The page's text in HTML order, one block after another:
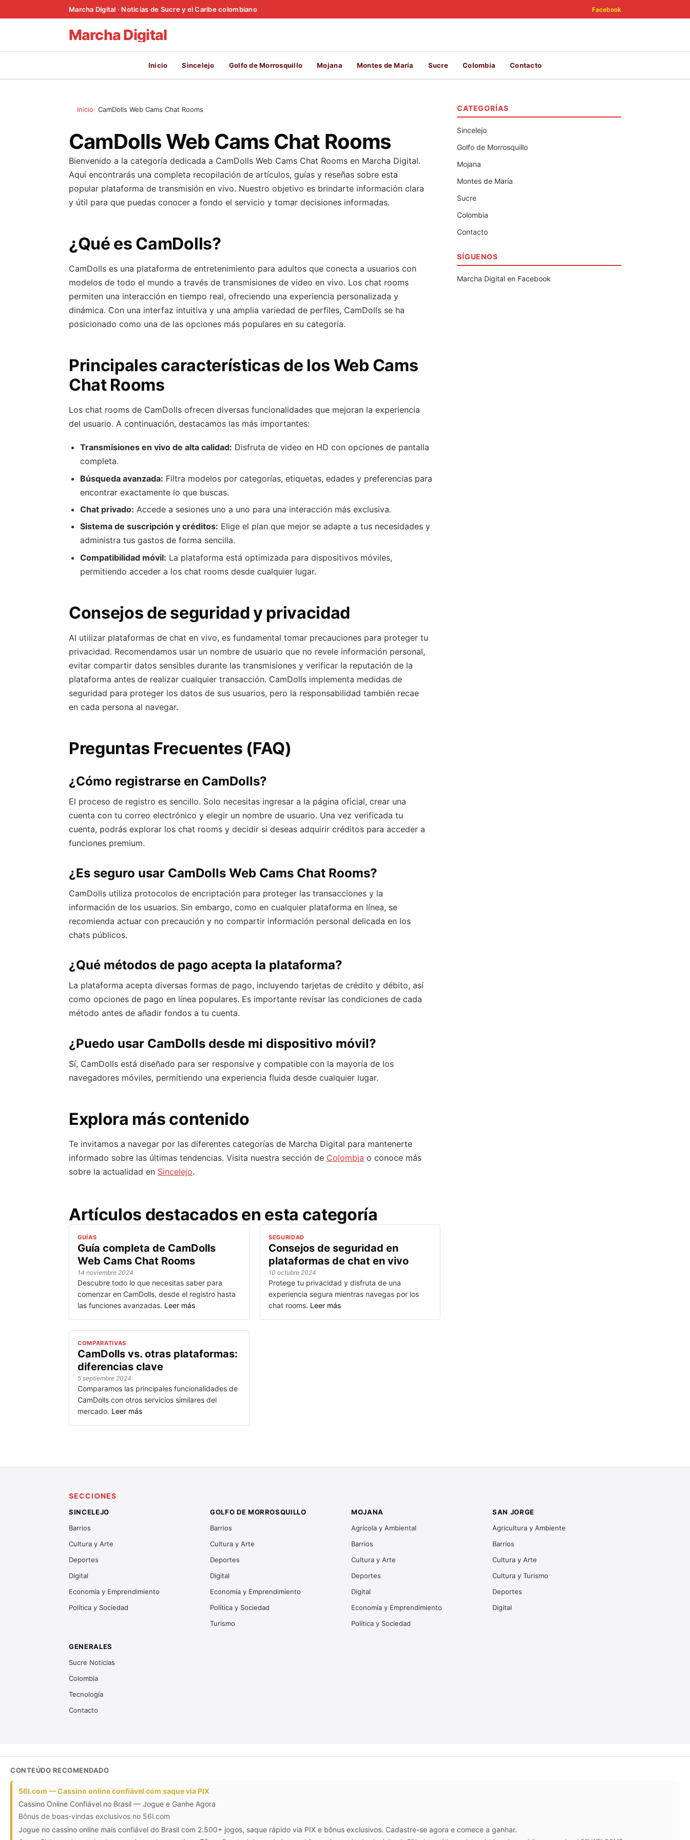
Marcha Digital · Noticias de Sucre y el Caribe colombiano Facebook
Marcha Digital
Inicio Sincelejo Golfo de Morrosquillo Mojana Montes de María Sucre Colombia Contacto
Inicio CamDolls Web Cams Chat Rooms
CamDolls Web Cams Chat Rooms
Bienvenido a la categoría dedicada a CamDolls Web Cams Chat Rooms en Marcha Digital.
Aquí encontrarás una completa recopilación de artículos, guías y reseñas sobre esta
popular plataforma de transmisión en vivo. Nuestro objetivo es brindarte información clara
y útil para que puedas conocer a fondo el servicio y tomar decisiones informadas.
¿Qué es CamDolls?
CamDolls es una plataforma de entretenimiento para adultos que conecta a usuarios con
modelos de todo el mundo a través de transmisiones de video en vivo. Los chat rooms
permiten una interacción en tiempo real, ofreciendo una experiencia personalizada y
dinámica. Con una interfaz intuitiva y una amplia variedad de perfiles, CamDolls se ha
posicionado como una de las opciones más populares en su categoría.
Principales características de los Web Cams
Chat Rooms
Los chat rooms de CamDolls ofrecen diversas funcionalidades que mejoran la experiencia
del usuario. A continuación, destacamos las más importantes:
Transmisiones en vivo de alta calidad: Disfruta de video en HD con opciones de pantalla
completa.
Búsqueda avanzada: Filtra modelos por categorías, etiquetas, edades y preferencias para
encontrar exactamente lo que buscas.
Chat privado: Accede a sesiones uno a uno para una interacción más exclusiva.
Sistema de suscripción y créditos: Elige el plan que mejor se adapte a tus necesidades y
administra tus gastos de forma sencilla.
Compatibilidad móvil: La plataforma está optimizada para dispositivos móviles,
permitiendo acceder a los chat rooms desde cualquier lugar.
Consejos de seguridad y privacidad
Al utilizar plataformas de chat en vivo, es fundamental tomar precauciones para proteger tu
privacidad. Recomendamos usar un nombre de usuario que no revele información personal,
evitar compartir datos sensibles durante las transmisiones y verificar la reputación de la
plataforma antes de realizar cualquier transacción. CamDolls implementa medidas de
seguridad para proteger los datos de sus usuarios, pero la responsabilidad también recae
en cada persona al navegar.
Preguntas Frecuentes (FAQ)
¿Cómo registrarse en CamDolls?
El proceso de registro es sencillo. Solo necesitas ingresar a la página oficial, crear una
cuenta con tu correo electrónico y elegir un nombre de usuario. Una vez verificada tu
cuenta, podrás explorar los chat rooms y decidir si deseas adquirir créditos para acceder a
funciones premium.
¿Es seguro usar CamDolls Web Cams Chat Rooms?
CamDolls utiliza protocolos de encriptación para proteger las transacciones y la
información de los usuarios. Sin embargo, como en cualquier plataforma en línea, se
recomienda actuar con precaución y no compartir información personal delicada en los
chats públicos.
¿Qué métodos de pago acepta la plataforma?
La plataforma acepta diversas formas de pago, incluyendo tarjetas de crédito y débito, así
como opciones de pago en línea populares. Es importante revisar las condiciones de cada
método antes de añadir fondos a tu cuenta.
¿Puedo usar CamDolls desde mi dispositivo móvil?
Sí, CamDolls está diseñado para ser responsive y compatible con la mayoría de los
navegadores móviles, permitiendo una experiencia fluida desde cualquier lugar.
Explora más contenido
Te invitamos a navegar por las diferentes categorías de Marcha Digital para mantenerte
informado sobre las últimas tendencias. Visita nuestra sección de Colombia o conoce más
sobre la actualidad en Sincelejo.
Artículos destacados en esta categoría
GUÍAS
Guía completa de CamDolls
Web Cams Chat Rooms
14 noviembre 2024
Descubre todo lo que necesitas saber para
comenzar en CamDolls, desde el registro hasta
las funciones avanzadas. Leer más
SEGURIDAD
Consejos de seguridad en
plataformas de chat en vivo
10 octubre 2024
Protege tu privacidad y disfruta de una
experiencia segura mientras navegas por los
chat rooms. Leer más
COMPARATIVAS
CamDolls vs. otras plataformas:
diferencias clave
5 septiembre 2024
Comparamos las principales funcionalidades de
CamDolls con otros servicios similares del
mercado. Leer más
CATEGORÍAS
Sincelejo
Golfo de Morrosquillo
Mojana
Montes de María
Sucre
Colombia
Contacto
SÍGUENOS
Marcha Digital en Facebook
SECCIONES
SINCELEJO
Barrios
Cultura y Arte
Deportes
Digital
Economía y Emprendimiento
Política y Sociedad
GOLFO DE MORROSQUILLO
Barrios
Cultura y Arte
Deportes
Digital
Economía y Emprendimiento
Política y Sociedad
Turismo
MOJANA
Agrícola y Ambiental
Barrios
Cultura y Arte
Deportes
Digital
Economía y Emprendimiento
Política y Sociedad
SAN JORGE
Agricultura y Ambiente
Barrios
Cultura y Arte
Cultura y Turismo
Deportes
Digital
GENERALES
Sucre Noticias
Colombia
Tecnología
Contacto
CONTEÚDO RECOMENDADO
56l.com — Cassino online confiável com saque via PIX
Cassino Online Confiável no Brasil — Jogue e Ganhe Agora
Bônus de boas-vindas exclusivos no 56l.com
Jogue no cassino online mais confiável do Brasil com 2.500+ jogos, saque rápido via PIX e bônus exclusivos. Cadastre-se agora e comece a ganhar.